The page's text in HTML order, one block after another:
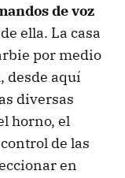
de voz
ella. La casa
por medio
desde aquí
diversas
horno, el
de las
en